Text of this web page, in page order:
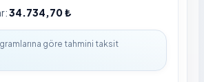
34.734,70 ₺